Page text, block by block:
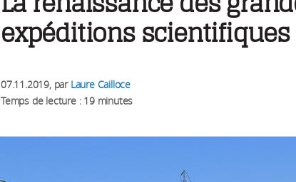
expéditions scientifiques
07.11.2019, par Laure Cailloce
Temps de lecture : 19 minutes